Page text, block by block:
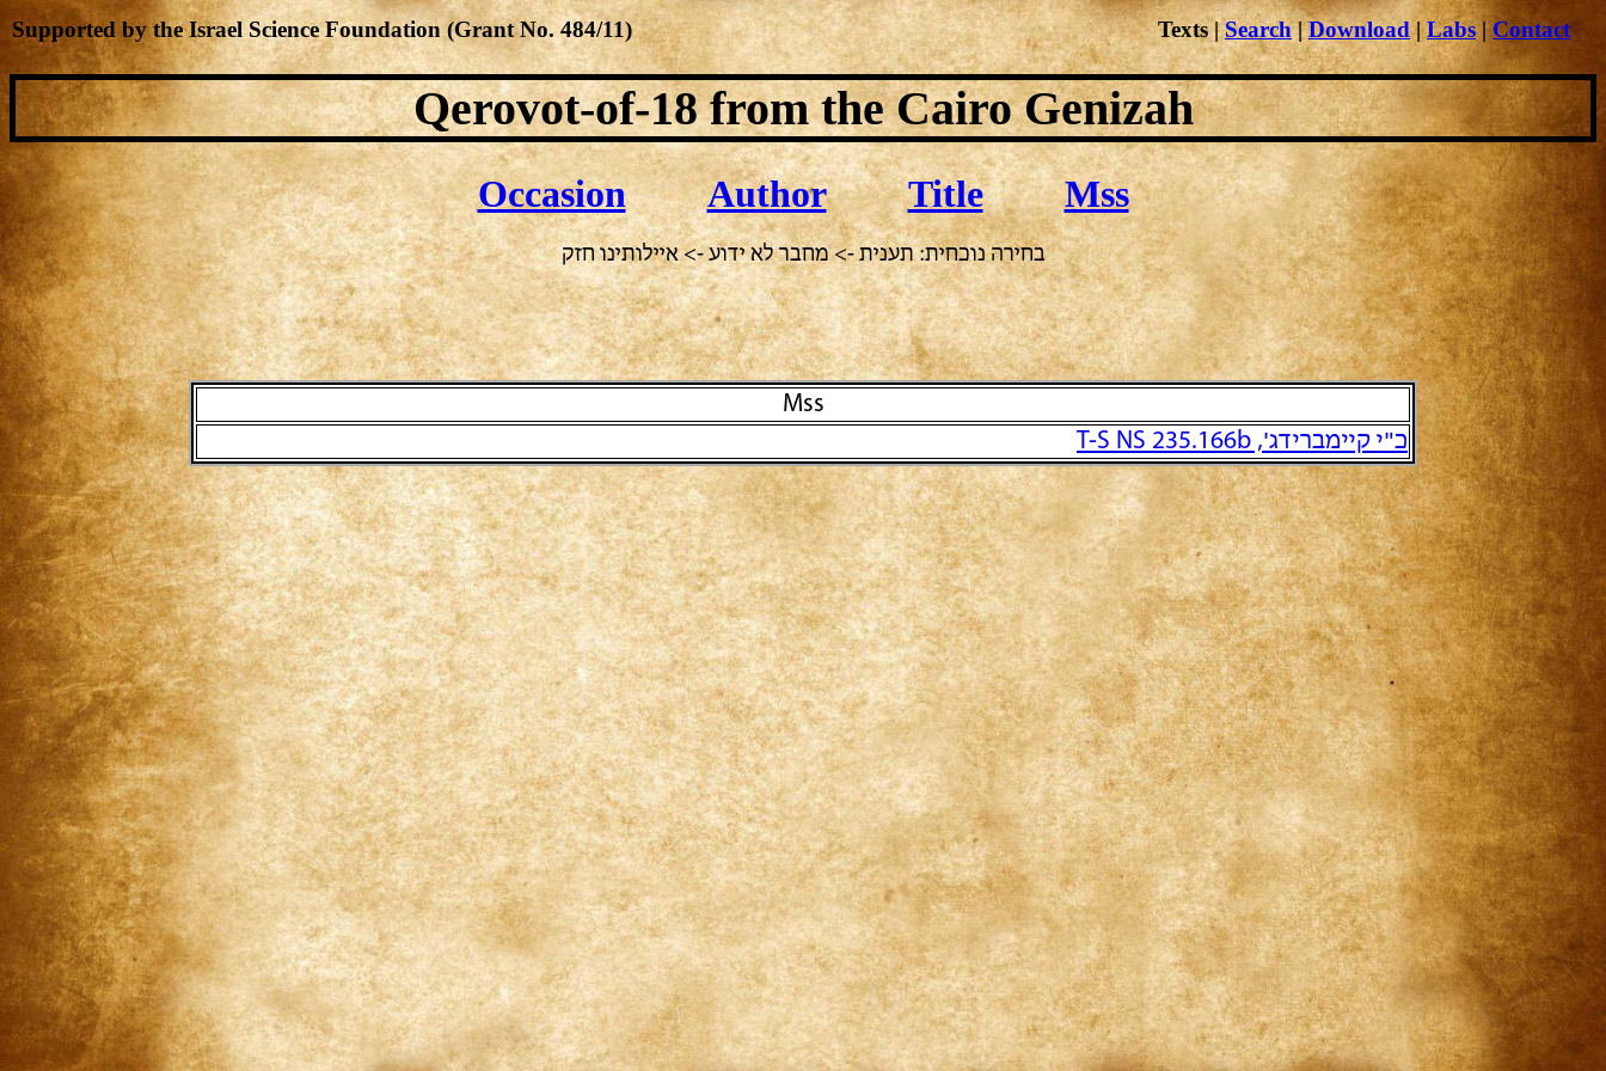
Qerovot-of-18from the Cairo Genizah
Occasion Author Title Mss
בחירה נוכחית: תענית -> מחבר לא ידוע -> איילותינו חזק
Mss
כ"י קיימברידג', T-S NS 235.166b
Texts|Search|Download|Labs | Contact
Supported by the Israel Science Foundation (Grant No. 484/11)